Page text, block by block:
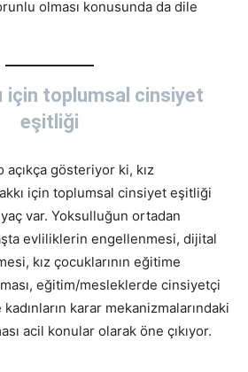
olması konusunda da dile
için toplumsal cinsiyet
eşitliği
açıkça gösteriyor ki, kız
için toplumsal cinsiyet eşitliği
var. Yoksulluğun ortadan
evliliklerin engellenmesi, dijital
kız çocuklarının eğitime
eğitim/mesleklerde cinsiyetçi
kadınların karar mekanizmalarındaki
acil konular olarak öne çıkıyor.